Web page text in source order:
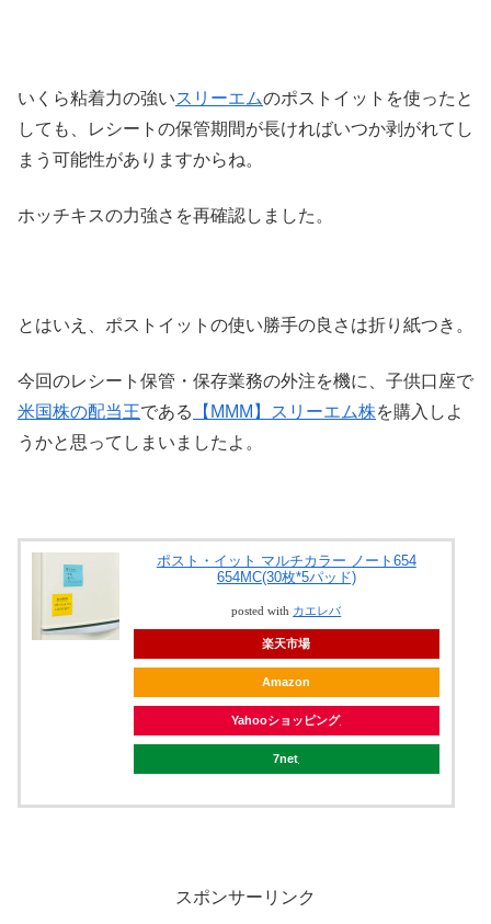
いくら粘着力の強いスリーエムのポストイットを使ったと
しても、レシートの保管期間が長ければいつか剥がれてし
まう可能性がありますからね。
ホッチキスの力強さを再確認しました。
とはいえ、ポストイットの使い勝手の良さは折り紙つき。
今回のレシート保管・保存業務の外注を機に、子供口座で
米国株の配当王である 【MMM】スリーエム株を購入しよ
うかと思ってしまいましたよ。
ポスト・イット マルチカラー ノート654
654MC(30枚*5パッド)
posted with カエレバ
楽天市場
Amazon
Yahooショッピング
7net
スポンサーリンク